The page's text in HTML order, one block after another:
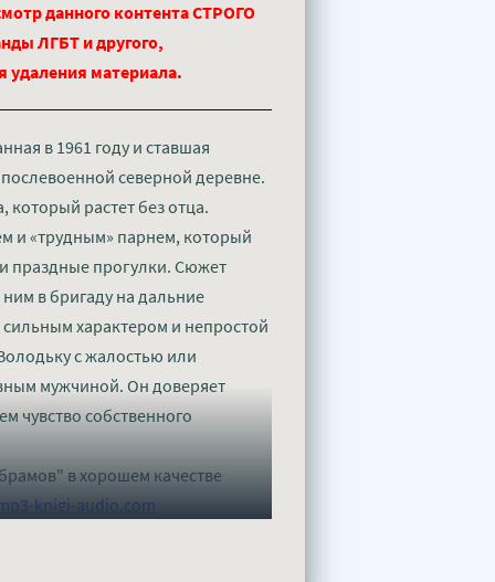
данного контента СТРОГО
ЛГБТ и другого,
удаления материала.
в 1961 году и ставшая
северной деревне.
растет без отца.
и «трудным» парнем, который
праздные прогулки. Сюжет
в бригаду на дальние
характером и непростой
с жалостью или
мужчиной. Он доверяет
чувство собственного
в хорошем качестве
knigi-audio.com